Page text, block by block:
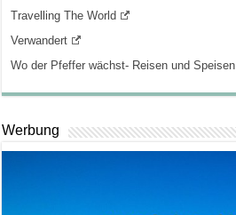
Travelling The World
Verwandert
Wo der Pfeffer wächst- Reisen und Speisen
Werbung